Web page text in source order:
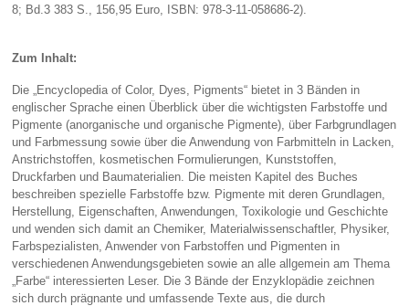
8; Bd.3 383 S., 156,95 Euro, ISBN: 978-3-11-058686-2).
Zum Inhalt:
Die „Encyclopedia of Color, Dyes, Pigments“ bietet in 3 Bänden in
englischer Sprache einen Überblick über die wichtigsten Farbstoffe und
Pigmente (anorganische und organische Pigmente), über Farbgrundlagen
und Farbmessung sowie über die Anwendung von Farbmitteln in Lacken,
Anstrichstoffen, kosmetischen Formulierungen, Kunststoffen,
Druckfarben und Baumaterialien. Die meisten Kapitel des Buches
beschreiben spezielle Farbstoffe bzw. Pigmente mit deren Grundlagen,
Herstellung, Eigenschaften, Anwendungen, Toxikologie und Geschichte
und wenden sich damit an Chemiker, Materialwissenschaftler, Physiker,
Farbspezialisten, Anwender von Farbstoffen und Pigmenten in
verschiedenen Anwendungsgebieten sowie an alle allgemein am Thema
„Farbe“ interessierten Leser. Die 3 Bände der Enzyklopädie zeichnen
sich durch prägnante und umfassende Texte aus, die durch